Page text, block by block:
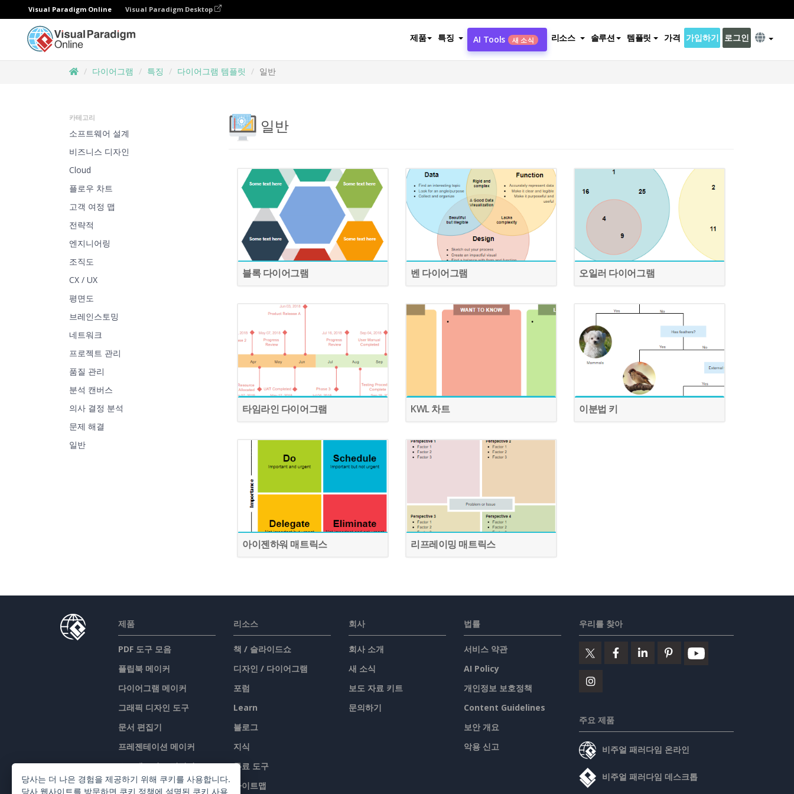
Visual Paradigm Online Visual Paradigm Desktop
제품 특징 AI Tools 새 소식 리소스 솔루션 템플릿 가격 가입하기 로그인
다이어그램 특징 다이어그램 템플릿 일반
카테고리
소프트웨어 설계
비즈니스 디자인
Cloud
플로우 차트
고객 여정 맵
전략적
엔지니어링
조직도
CX / UX
평면도
브레인스토밍
네트워크
프로젝트 관리
품질 관리
분석 캔버스
의사 결정 분석
문제 해결
일반
일반
블록 다이어그램 벤 다이어그램 오일러 다이어그램
타임라인 다이어그램 KWL 차트 이분법 키
아이젠하워 매트릭스 리프레이밍 매트릭스
제품
PDF 도구 모음
플립북 메이커
다이어그램 메이커
그래픽 디자인 도구
문서 편집기
프레젠테이션 메이커
스프레드시트 편집기
가격 책정
리소스
책 / 슬라이드쇼
디자인 / 다이어그램
포럼
Learn
블로그
지식
무료 도구
사이트맵
회사
회사 소개
새 소식
보도 자료 키트
문의하기
법률
서비스 약관
AI Policy
개인정보 보호정책
Content Guidelines
보안 개요
악용 신고
우리를 찾아
주요 제품
비주얼 패러다임 온라인
비주얼 패러다임 데스크톱
당사는 더 나은 경험을 제공하기 위해 쿠키를 사용합니다.
당사 웹사이트를 방문하면 쿠키 정책에 설명된 쿠키 사용